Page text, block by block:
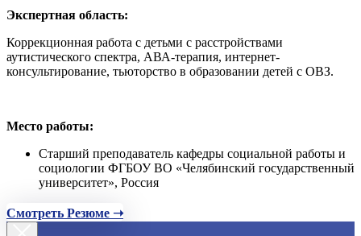
Экспертная область:
Коррекционная работа с детьми с расстройствами
аутистического спектра, АВА-терапия, интернет-
консультирование, тьюторство в образовании детей с ОВЗ.
Место работы:
Старший преподаватель кафедры социальной работы и
социологии ФГБОУ ВО «Челябинский государственный
университет», Россия
Смотреть Резюме ➝